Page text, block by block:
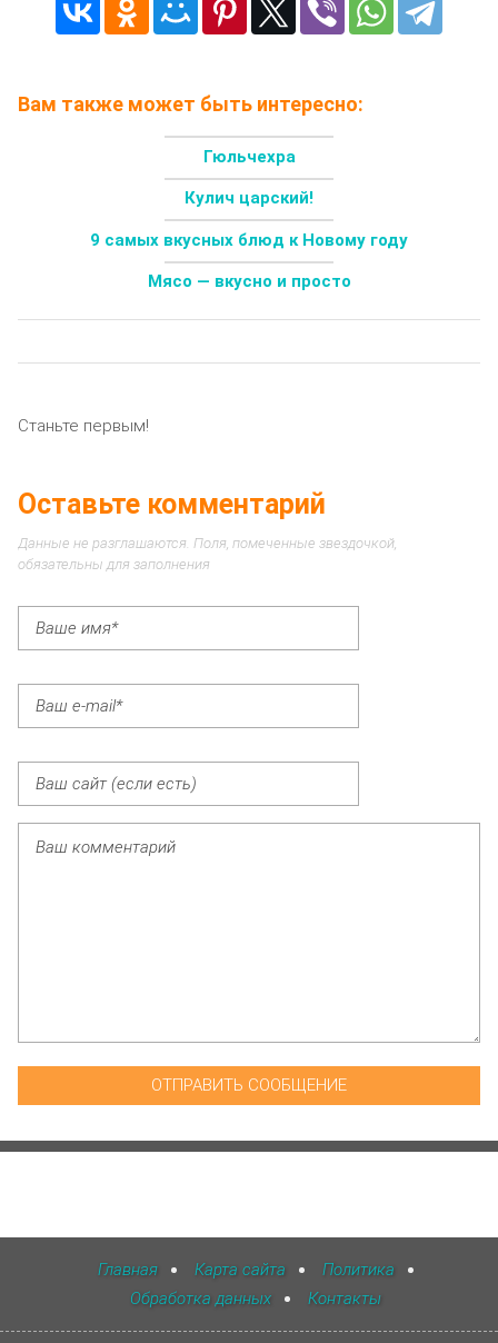
Вам также может быть интересно:
Гюльчехра
Кулич царский!
9 самых вкусных блюд к Новому году
Мясо — вкусно и просто
Станьте первым!
Оставьте комментарий
Данные не разглашаются. Поля, помеченные звездочкой,
обязательны для заполнения
Главная Карта сайта
Политика
Обработка данных
Контакты